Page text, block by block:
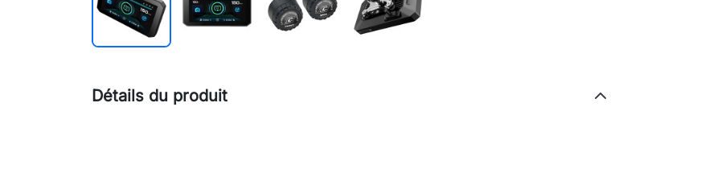
Détails du produit